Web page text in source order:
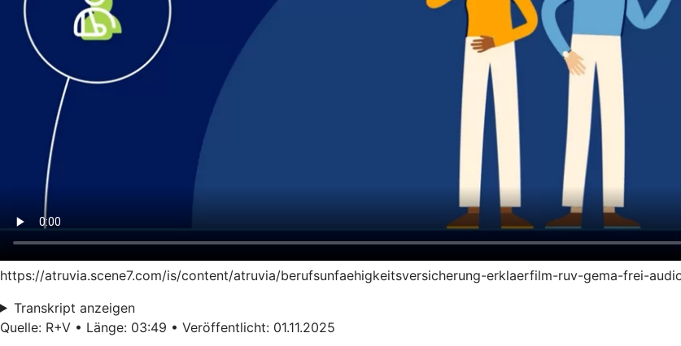
https://atruvia.scene7.com/is/content/atruvia/berufsunfaehigkeitsversicherung-erklaerfilm-ruv-gema-frei-
Transkript anzeigen
Quelle: R+V • Länge: 03:49 • Veröffentlicht: 01.11.2025